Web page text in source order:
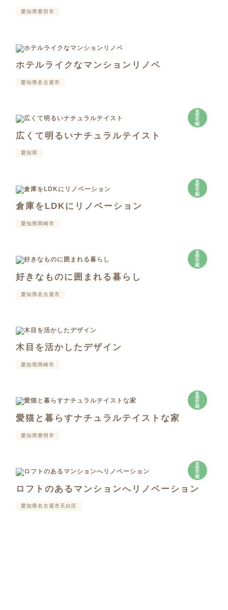
愛知県豊田市
ホテルライクなマンションリノベ
愛知県名古屋市
見
学
可
能
広くて明るいナチュラルテイスト
愛知県
見
学
可
能
倉庫をLDKにリノベーション
愛知県岡崎市
見
学
可
能
好きなものに囲まれる暮らし
愛知県名古屋市
木目を活かしたデザイン
愛知県岡崎市
見
学
可
能
愛猫と暮らすナチュラルテイストな家
愛知県豊明市
見
学
可
能
ロフトのあるマンションへリノベーション
愛知県名古屋市天白区